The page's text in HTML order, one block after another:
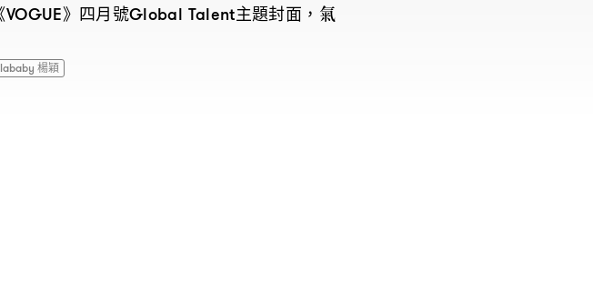
VOGUE》四月號Global Talent主題封面 ， 氣
楊穎